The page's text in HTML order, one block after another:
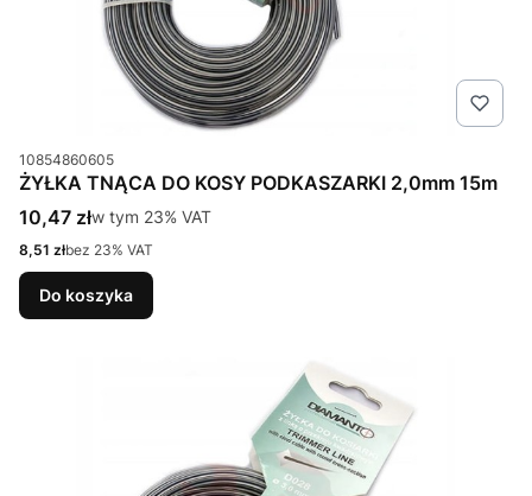
Kod produktu
10854860605
ŻYŁKA TNĄCA DO KOSY PODKASZARKI 2,0mm 15m
Cena brutto
10,47 złw tym %s VAT
w tym 23% VAT
Cena netto
8,51 złbez 23% VAT
Do koszyka